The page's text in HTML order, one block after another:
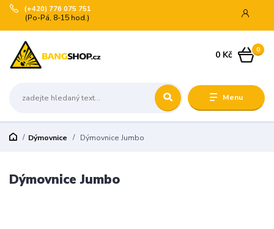
Menu
(+420) 776 075 751
(Po-Pá, 8-15 hod.)
0
0 Kč
Dýmovnice Dýmovnice Jumbo
Dýmovnice Jumbo